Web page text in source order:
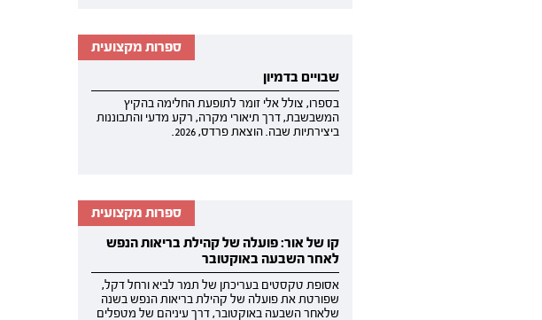
ספרות מקצועית
שבויים בדמיון
בספרו, צולל אלי זומר לתופעת החלימה בהקיץ
המשבשבת, דרך תיאורי מקרה, רקע מדעי והתבוננות
ביצירתיות שבה. הוצאת פרדס, 2026.
ספרות מקצועית
קו של אור: פועלה של קהילת בריאות הנפש
לאחר השבעה באוקטובר
אסופת טקסטים בעריכתן של תמר לביא ורחל דקל,
שפורטת את פועלה של קהילת בריאות הנפש בשנה
שלאחר השבעה באוקטובר, דרך עיניהם של מטפלים